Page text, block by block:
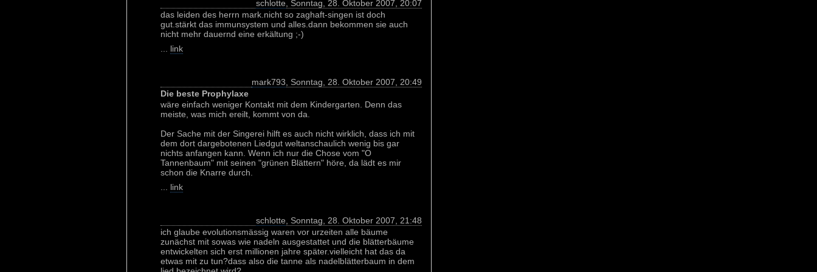
schlotte , Sonntag, 28. Oktober 2007, 20:07
das leiden des herrn mark.nicht so zaghaft-singen ist doch
gut.stärkt das immunsystem und alles.dann bekommen sie auch
nicht mehr dauernd eine erkältung ;-)
link
mark793 , Sonntag, 28. Oktober 2007, 20:49
Die beste Prophylaxe
wäre einfach weniger Kontakt mit dem Kindergarten. Denn das
meiste, was mich ereilt, kommt von da.
Der Sache mit der Singerei hilft es auch nicht wirklich, dass ich mit
dem dort dargebotenen Liedgut weltanschaulich wenig bis gar
nichts anfangen kann. Wenn ich nur die Chose vom "O
Tannenbaum" mit seinen "grünen Blättern" höre, da lädt es mir
schon die Knarre durch.
link
schlotte , Sonntag, 28. Oktober 2007, 21:48
ich glaube evolutionsmässig waren vor urzeiten alle bäume
zunächst mit sowas wie nadeln ausgestattet und die blätterbäume
entwickelten sich erst millionen jahre später.vielleicht hat das da
etwas mit zu tun?dass also die tanne als nadelblätterbaum in dem